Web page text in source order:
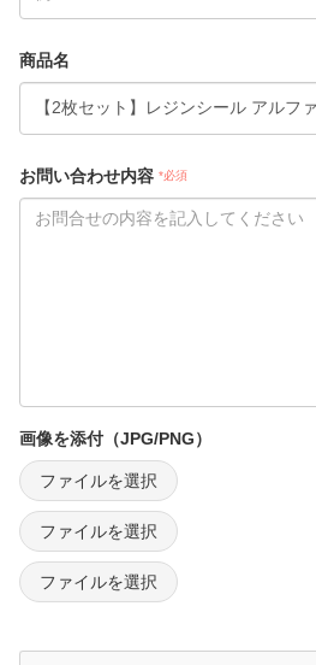
商品名
お問い合わせ内容 *必須
画像を添付（JPG/PNG）
ファイルを選択
ファイルを選択
ファイルを選択